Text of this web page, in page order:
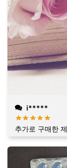
i*****
추가로 구매한